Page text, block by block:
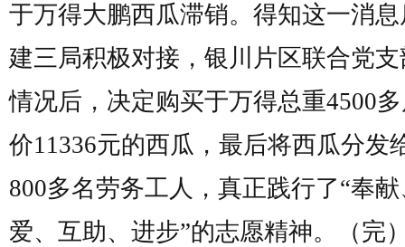
于万得大鹏西瓜滞销。得知这一消
建三局积极对接，银川片区联合党
情况后，决定购买于万得总重4500
价11336元的西瓜，最后将西瓜分发
800多名劳务工人，真正践行了“奉
爱、互助、进步”的志愿精神。（完